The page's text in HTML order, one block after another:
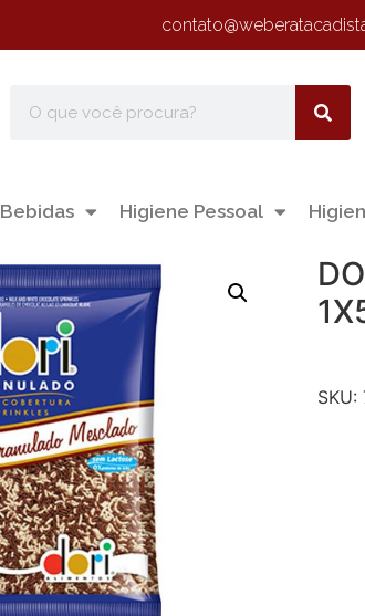
Bebidas Higiene Pessoal
SKU: